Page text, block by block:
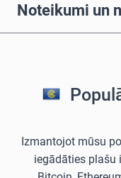
Noteikumi un
Izmantojot mūsu
iegādāties plašu